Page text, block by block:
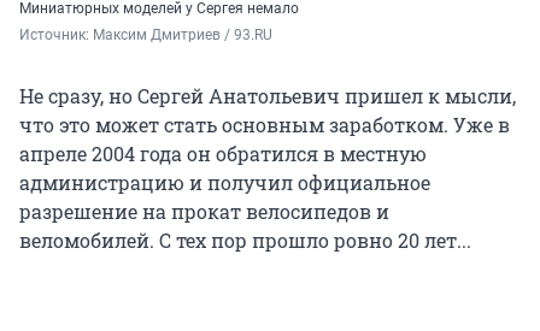
Миниатюрных моделей у Сергея немало
Источник: Максим Дмитриев / 93.RU
Не сразу, но Сергей Анатольевич пришел к мысли,
что это может стать основным заработком. Уже в
апреле 2004 года он обратился в местную
администрацию и получил официальное
разрешение на прокат велосипедов и
веломобилей. С тех пор прошло ровно 20 лет...